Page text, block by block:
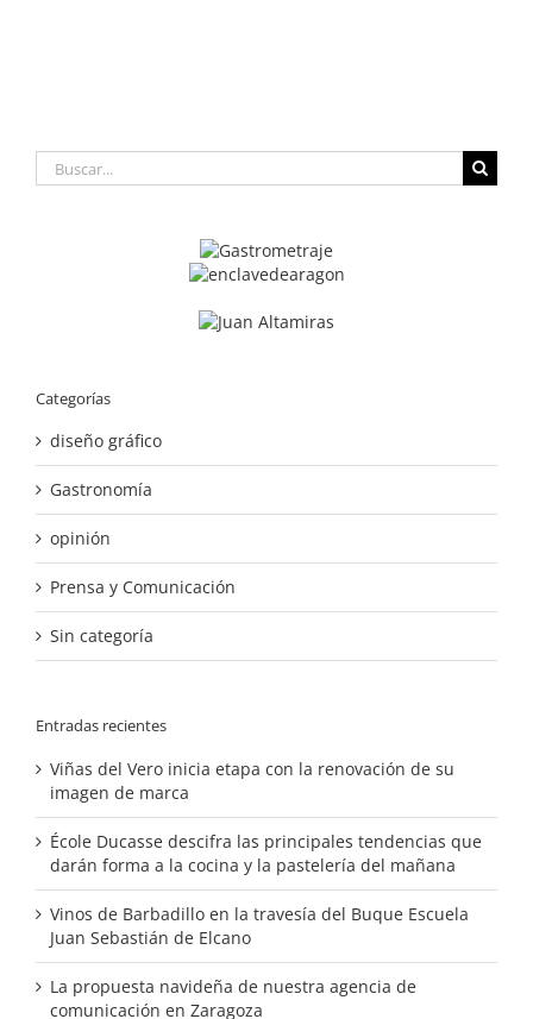
Buscar:
Categorías
diseño gráfico
Gastronomía
opinión
Prensa y Comunicación
Sin categoría
Entradas recientes
Viñas del Vero inicia etapa con la renovación de su
imagen de marca
École Ducasse descifra las principales tendencias que
darán forma a la cocina y la pastelería del mañana
Vinos de Barbadillo en la travesía del Buque Escuela
Juan Sebastián de Elcano
La propuesta navideña de nuestra agencia de
comunicación en Zaragoza